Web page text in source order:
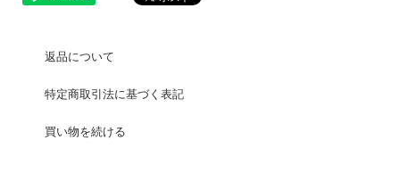
返品について
特定商取引法に基づく表記
買い物を続ける